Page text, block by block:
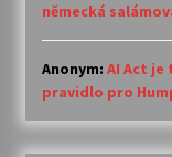
německá
Anonym: AI Act je
pravidlo pro